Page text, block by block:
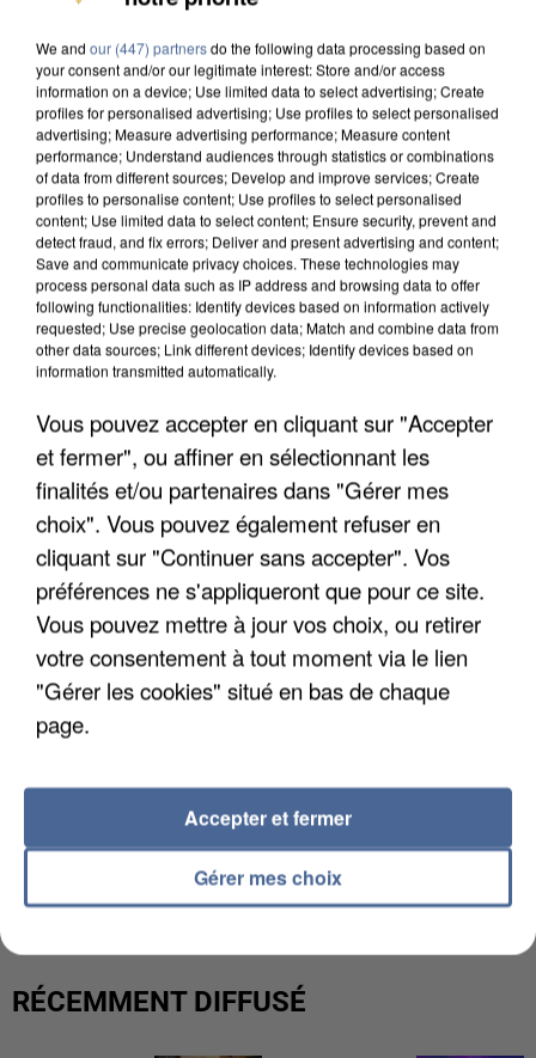
LES DONNÉES DE 300 000 CLIENTS DÉROBÉES À
INTERMARCHÉ APRÈS UNE...
GABRIEL ATTAL ET RAPHAËL GLUCKSMANN
VISÉS PAR DES INGÉRENCES...
RÉCEMMENT DIFFUSÉ
We and our (447) partnersdo the following data processing based on
your consent and/or our legitimate interest: Store and/or access
information on a device; Use limited data to select advertising; Create
profiles for personalised advertising; Use profiles to select personalised
advertising; Measure advertising performance; Measure content
performance; Understand audiences through statistics or combinations
of data from different sources; Develop and improve services; Create
profiles to personalise content; Use profiles to select personalised
content; Use limited data to select content; Ensure security, prevent and
detect fraud, and fix errors; Deliver and present advertising and content;
Save and communicate privacy choices. These technologies may
process personal data such as IP address and browsing data to offer
following functionalities: Identify devices based on information actively
requested; Use precise geolocation data; Match and combine data from
other data sources; Link different devices; Identify devices based on
information transmitted automatically.
Vous pouvez accepter en cliquant sur "Accepter
et fermer", ou affiner en sélectionnant les
finalités et/ou partenaires dans "Gérer mes
choix". Vous pouvez également refuser en
cliquant sur "Continuer sans accepter". Vos
préférences ne s'appliqueront que pour ce site.
Vous pouvez mettre à jour vos choix, ou retirer
votre consentement à tout moment via le lien
"Gérer les cookies" situé en bas de chaque
page.
Gérer mes choix
Accepter et fermer